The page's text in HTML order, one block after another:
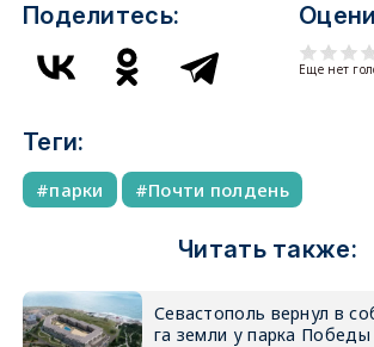
Поделитесь:
Еще нет
Теги:
парки Почти полдень
Читать также:
Севастополь вернул в
га земли у парка Победы